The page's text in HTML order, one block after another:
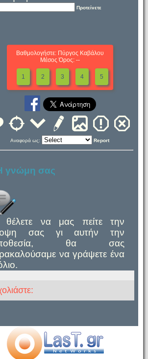
Προτείνετε
Βαθμολογήστε: Πύργος Καβάλου
Μέσος Όρος: --
1 2 3 4 5
Αναφορά ως: Report
γνώμη σας
να μας πείτε την
σας γι αυτήν την
θα σας
να γράψετε ένα